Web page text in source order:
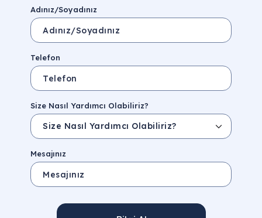
Adınız/Soyadınız
Telefon
Size Nasıl Yardımcı Olabiliriz?
Mesajınız